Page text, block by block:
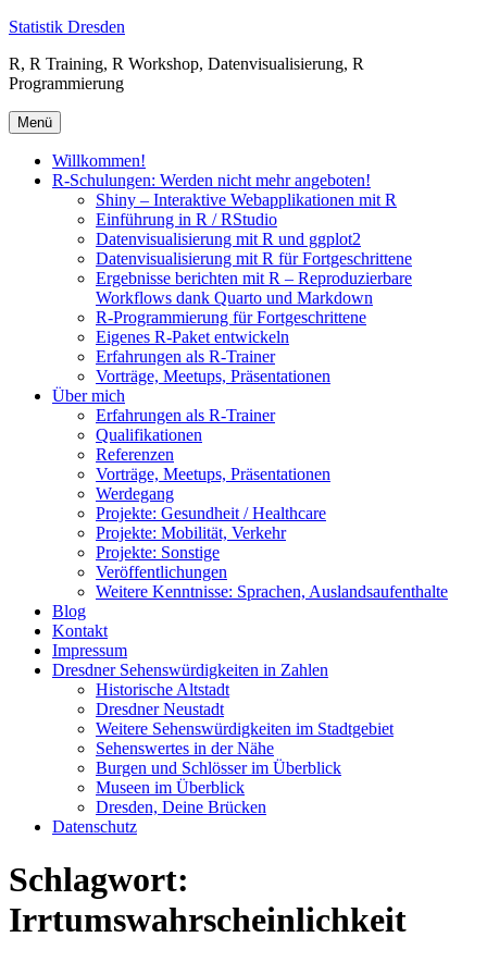
Zum
springen
Statistik Dresden
R, R Training, R Workshop, Datenvisualisierung, R
Programmierung
Menü
Willkommen!
R-Schulungen: Werden nicht mehr angeboten!
Shiny – Interaktive Webapplikationen mit R
Einführung in R / RStudio
Datenvisualisierung mit R und ggplot2
Datenvisualisierung mit R für Fortgeschrittene
Ergebnisse berichten mit R – Reproduzierbare
Workflows dank Quarto und Markdown
R-Programmierung für Fortgeschrittene
Eigenes R-Paket entwickeln
Erfahrungen als R-Trainer
Vorträge, Meetups, Präsentationen
Über mich
Erfahrungen als R-Trainer
Qualifikationen
Referenzen
Vorträge, Meetups, Präsentationen
Werdegang
Projekte: Gesundheit / Healthcare
Projekte: Mobilität, Verkehr
Projekte: Sonstige
Veröffentlichungen
Weitere Kenntnisse: Sprachen, Auslandsaufenthalte
Blog
Kontakt
Impressum
Dresdner Sehenswürdigkeiten in Zahlen
Historische Altstadt
Dresdner Neustadt
Weitere Sehenswürdigkeiten im Stadtgebiet
Sehenswertes in der Nähe
Burgen und Schlösser im Überblick
Museen im Überblick
Dresden, Deine Brücken
Datenschutz
Schlagwort:
Irrtumswahrscheinlichkeit